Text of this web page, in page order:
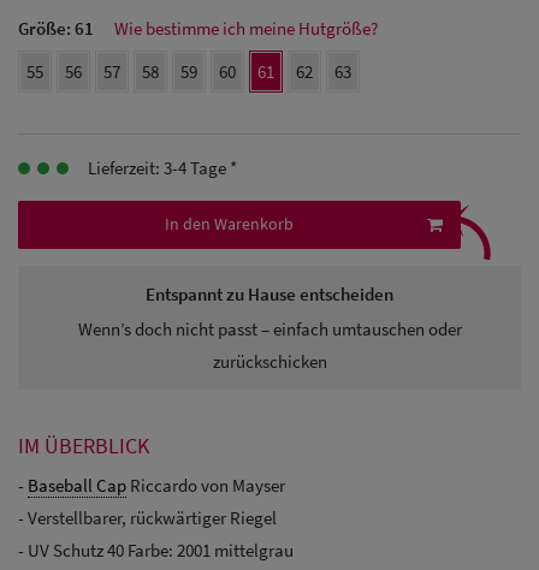
Baseball Cpas
Herren UV-
Herren
Sonnenschilder
& Visoren
Snapback Caps
Größe: 61
Wie bestimme ich meine Hutgröße?
55
56 57 58 59 60 61 62 63
Lieferzeit: 3-4 Tage *
In den Warenkorb
Entspannt zu Hause entscheiden
Wenn’s doch nicht passt – einfach umtauschen oder
zurückschicken
⤹
IM ÜBERBLICK
- Baseball Cap Riccardo von Mayser
- Verstellbarer, rückwärtiger Riegel
- UV Schutz 40 Farbe: 2001 mittelgrau